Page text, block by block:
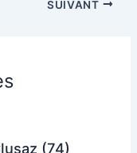
SUIVANT
(74)